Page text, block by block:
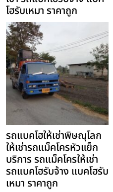
โฮรับเหมา ราคาถูก
รถแบคโฮให้เช่าพิษณุโลก
ให้เช่ารถแม็คโครหัวแย็ก
บริการ รถแม็คโครให้เช่า
รถแบคโฮรับจ้าง แบคโฮรับ
เหมา ราคาถูก